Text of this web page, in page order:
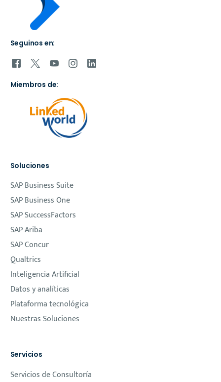
Seguinos en:
Miembros de:
Soluciones
SAP Business Suite
SAP Business One
SAP SuccessFactors
SAP Ariba
SAP Concur
Qualtrics
Inteligencia Artificial
Datos y analíticas
Plataforma tecnológica
Nuestras Soluciones
Servicios
Servicios de Consultoría